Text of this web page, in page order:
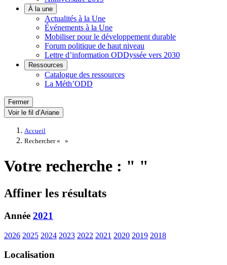
À la une
Actualités à la Une
Événements à la Une
Mobiliser pour le développement durable
Forum politique de haut niveau
Lettre d’information ODDyssée vers 2030
Ressources
Catalogue des ressources
La Méth’ODD
Fermer
Voir le fil d’Ariane
Accueil
Rechercher «
»
Votre recherche : " "
Affiner les résultats
Année 2021
2026 2025 2024 2023 2022 2021 2020 2019 2018
Localisation